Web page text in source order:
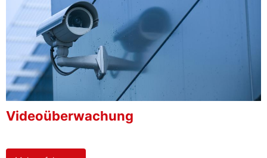
Videoüberwachung